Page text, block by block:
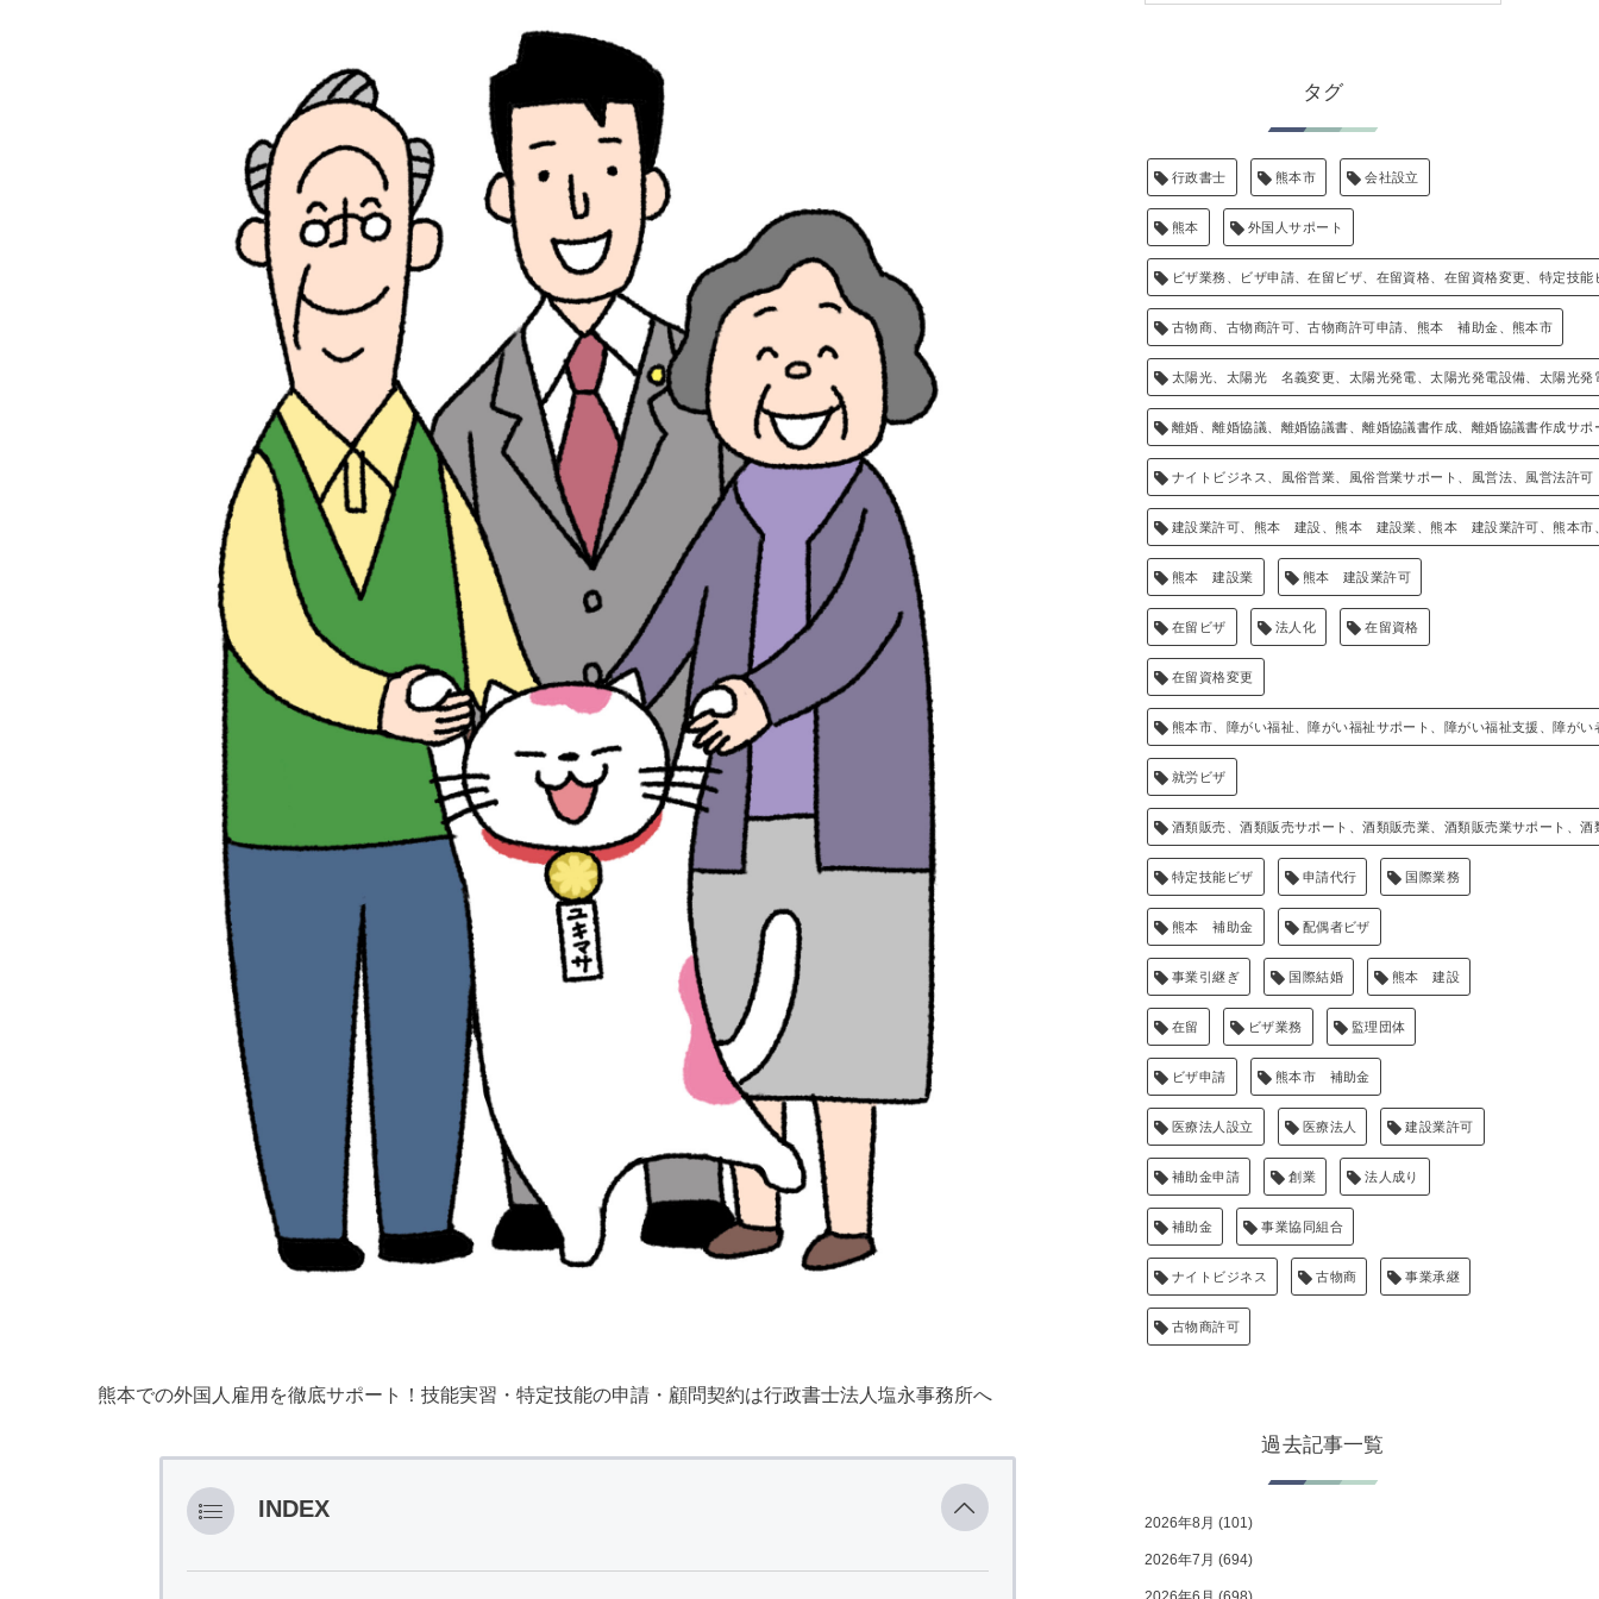
熊本での外国人雇用を徹底サポート！技能実習・特定技能の申請・顧問契約は行政書士法人塩永事務所へ
INDEX
タグ
行政書士 熊本市 会社設立
熊本 外国人サポート
ビザ業務、ビザ申請、在留ビザ、在留資格、在留資格変更、特定技能
古物商、古物商許可、古物商許可申請、熊本 補助金、熊本市
太陽光、太陽光 名義変更、太陽光発電、太陽光発電設備、太陽光
離婚、離婚協議、離婚協議書、離婚協議書作成、離婚協議書作成サポ
ナイトビジネス、風俗営業、風俗営業サポート、風営法、風営法許可
建設業許可、熊本 建設、熊本 建設業、熊本 建設業許可、熊本市
熊本 建設業 熊本 建設業許可
在留ビザ 法人化 在留資格
在留資格変更
熊本市、障がい福祉、障がい福祉サポート、障がい福祉支援、障がい
就労ビザ
酒類販売、酒類販売サポート、酒類販売業、酒類販売業サポート、
特定技能ビザ 申請代行 国際業務
熊本 補助金 配偶者ビザ
事業引継ぎ 国際結婚 熊本 建設
在留 ビザ業務 監理団体
ビザ申請 熊本市 補助金
医療法人設立 医療法人 建設業許可
補助金申請 創業 法人成り
補助金 事業協同組合
ナイトビジネス 古物商 事業承継
古物商許可
過去記事一覧
2026年8月 (101)
2026年7月 (694)